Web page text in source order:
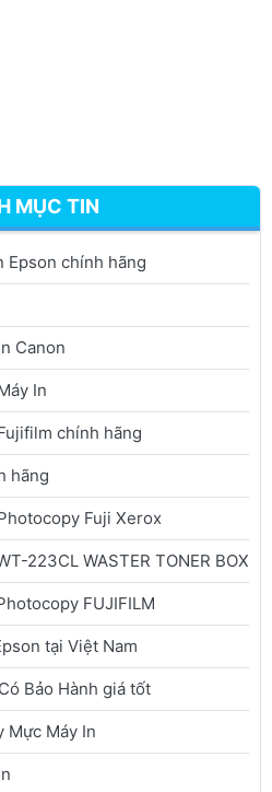
MỤC TIN
Epson chính hãng
Canon
In
chính hãng
hãng
Fuji Xerox
223CL WASTER TONER BOX
FUJIFILM
tại Việt Nam
Bảo Hành giá tốt
Mực Máy In